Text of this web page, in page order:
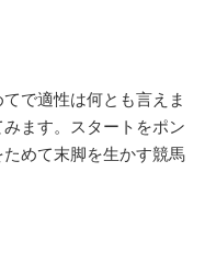
で適性は何とも言えま
ます。スタートをポン
めて末脚を生かす競馬